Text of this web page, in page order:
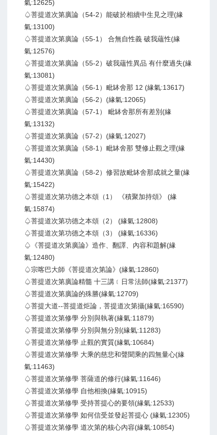
氣:12625)
♤菩提道次第廣論（54-2）能破於相續中生見之理(緣
氣:13100)
♤菩提道次第廣論（55-1） 合無自性義 破我蘊性(緣
氣:12576)
♤菩提道次第廣論（55-2）破我蘊性異品 有什麼過失(緣
氣:13081)
♤菩提道次第廣論（56-1）毗缽舍那 12 (緣氣:13617)
♤菩提道次第廣論（56-2）(緣氣:12065)
♤菩提道次第廣論（57-1） 毗缽舍那所有差別(緣
氣:13132)
♤菩提道次第廣論（57-2）(緣氣:12027)
♤菩提道次第廣論（58-1）毗缽舍那 雙修止觀之理(緣
氣:14430)
♤菩提道次第廣論（58-2）修習故毗缽舍那成就之量(緣
氣:15422)
♤菩提道次第功德之本頌（1） 《積聚加持頌》 (緣
氣:15874)
♤菩提道次第功德之本頌（2） (緣氣:12808)
♤菩提道次第功德之本頌（3） (緣氣:16336)
♤《菩提道次第廣論》造作、翻譯、內容和題解(緣
氣:12480)
♤宗喀巴大師《菩提道次第論》(緣氣:12860)
♤菩提道次第廣論精髓 十三講﹝日常法師(緣氣:21377)
♤菩提道次第廣論的殊勝(緣氣:12709)
♤菩提大道--菩提道炬論，菩提道次第攝(緣氣:16590)
♤菩提道次第修學 分別與執著(緣氣:11879)
♤菩提道次第修學 分別與無分別(緣氣:11283)
♤菩提道次第修學 止觀的實質(緣氣:10684)
♤菩提道次第修學 大乘的慈悲和聲聞乘的四無量心(緣
氣:11463)
♤菩提道次第修學 菩薩道的修行(緣氣:11646)
♤菩提道次第修學 自他相換(緣氣:10915)
♤菩提道次第修學 受持菩提心的要領(緣氣:12533)
♤菩提道次第修學 如何信受並發起菩提心 (緣氣:12305)
♤菩提道次第修學 道次第的核心內容(緣氣:10854)